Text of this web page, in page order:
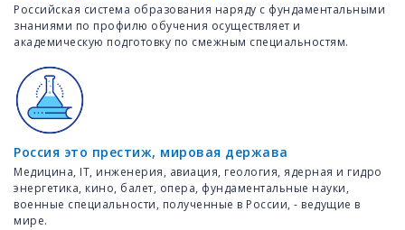
Российская система образования наряду с фундаментальными
знаниями по профилю обучения осуществляет и
академическую подготовку по смежным специальностям.
Россия это престиж, мировая держава
Медицина, IT, инженерия, авиация, геология, ядерная и гидро
энергетика, кино, балет, опера, фундаментальные науки,
военные специальности, полученные в России, - ведущие в
мире.